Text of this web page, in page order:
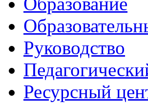
Руководство
Ресурсный